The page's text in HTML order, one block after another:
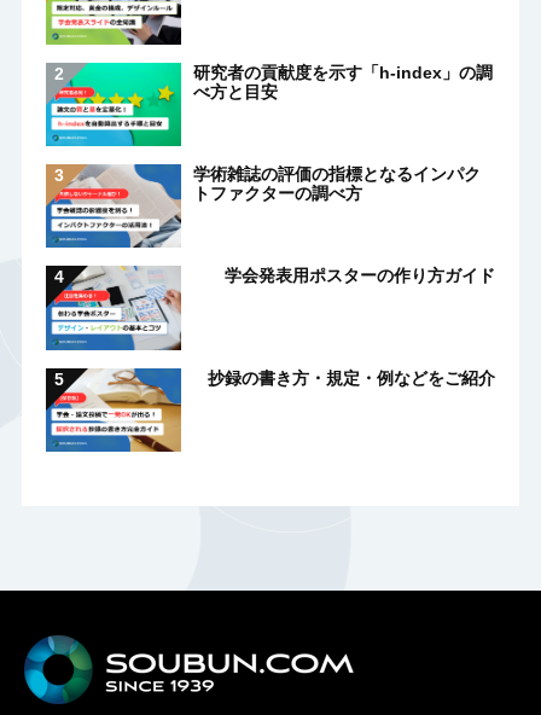
研究者の貢献度を示す「h-index」の調
べ方と目安
学術雑誌の評価の指標となるインパク
トファクターの調べ方
学会発表用ポスターの作り方ガイド
抄録の書き方・規定・例などをご紹介